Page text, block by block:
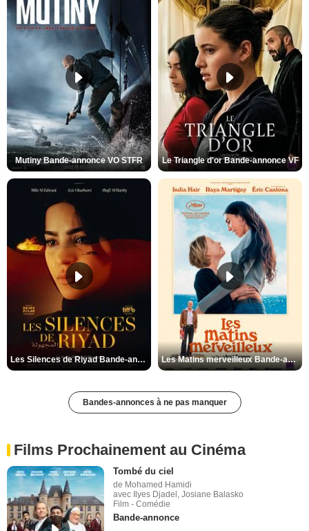
Mutiny Bande-annonce VO STFR Le Triangle d'or Bande-annonce VF
Les Silences de Riyad Bande-annonce VO STFR Les Matins merveilleux Bande-annonce VF
Bandes-annonces à ne pas manquer
Films Prochainement au Cinéma
Tombé du ciel
de Mohamed Hamidi
avec Ilyes Djadel, Josiane Balasko
Film - Comédie
Bande-annonce